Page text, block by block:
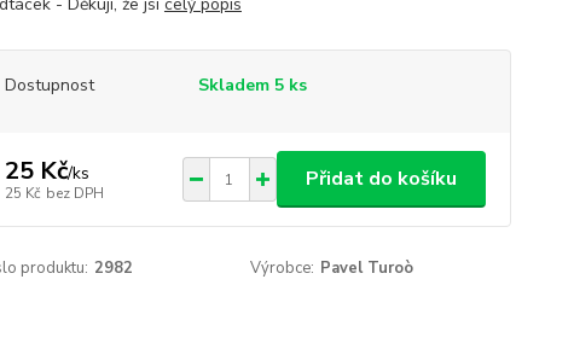
Dostupnost Skladem 5 ks
25 Kč/ks
25 Kč bez DPH
Přidat do košíku
produktu: 2982 Výrobce: Pavel Turoò